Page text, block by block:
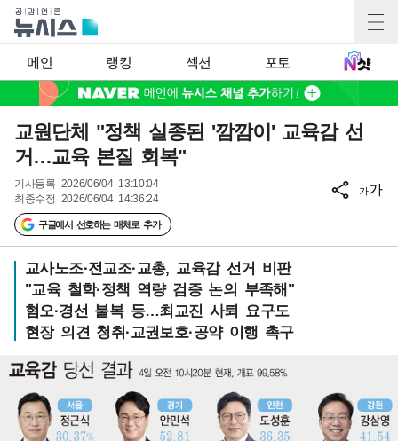
메인 랭킹 섹션 포토
교원단체 "정책 실종된 '깜깜이' 교육감 선
거…교육 본질 회복"
기사등록 2026/06/04 13:10:04
최종수정 2026/06/04 14:36:24
구글에서 선호하는 매체로 추가
가가
교사노조·전교조·교총, 교육감 선거 비판
"교육 철학·정책 역량 검증 논의 부족해"
혐오·경선 불복 등…최교진 사퇴 요구도
현장 의견 청취·교권보호·공약 이행 촉구